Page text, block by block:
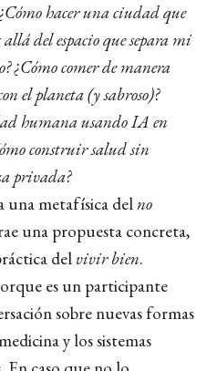
hacer una ciudad que
del espacio que separa mi
¿Cómo comer de manera
el planeta (y sabroso)?
humana usando IA en
construir salud sin
privada?
una metafísica delno
una propuesta concreta,
del vivir bien.
es un participante
sobre nuevas formas
y los sistemas